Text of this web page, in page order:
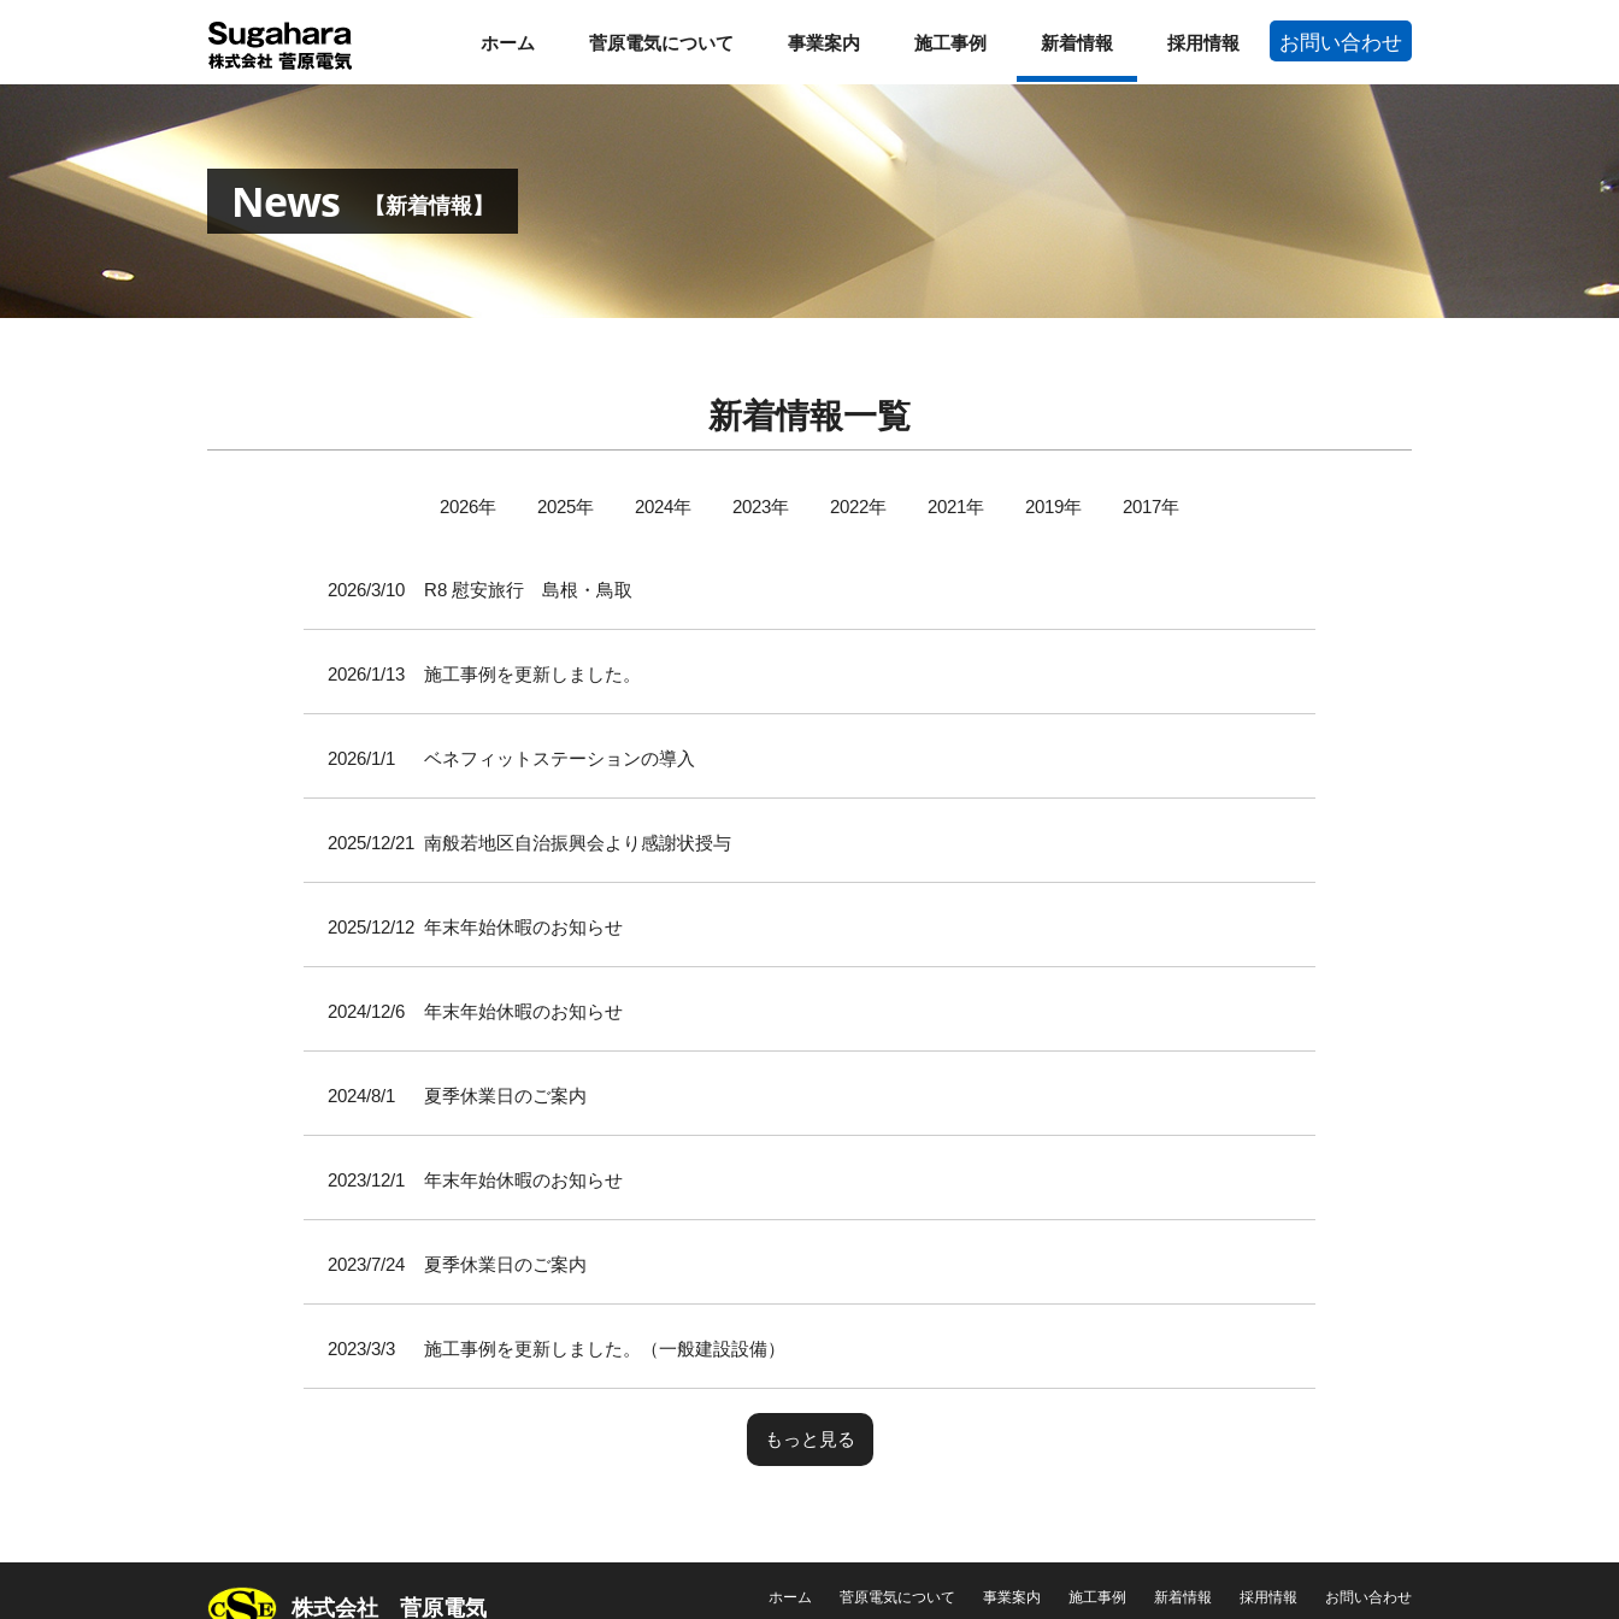
ホーム 菅原電気について 事業案内 施工事例 新着情報 採用情報 お問い合わせ
News 【新着情報】
新着情報一覧
2026年 2025年 2024年 2023年 2022年 2021年 2019年 2017年
2026/3/10 R8 慰安旅行 島根・鳥取
2026/1/13 施工事例を更新しました。
2026/1/1 ベネフィットステーションの導入
2025/12/21 南般若地区自治振興会より感謝状授与
2025/12/12 年末年始休暇のお知らせ
2024/12/6 年末年始休暇のお知らせ
2024/8/1 夏季休業日のご案内
2023/12/1 年末年始休暇のお知らせ
2023/7/24 夏季休業日のご案内
2023/3/3 施工事例を更新しました。（一般建設設備）
もっと見る
株式会社 菅原電気 ホーム 菅原電気について 事業案内 施工事例 新着情報 採用情報 お問い合わせ